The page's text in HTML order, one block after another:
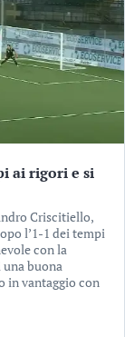
ai rigori e si
Criscitiello,
l’1-1 dei tempi
con la
buona
in vantaggio con